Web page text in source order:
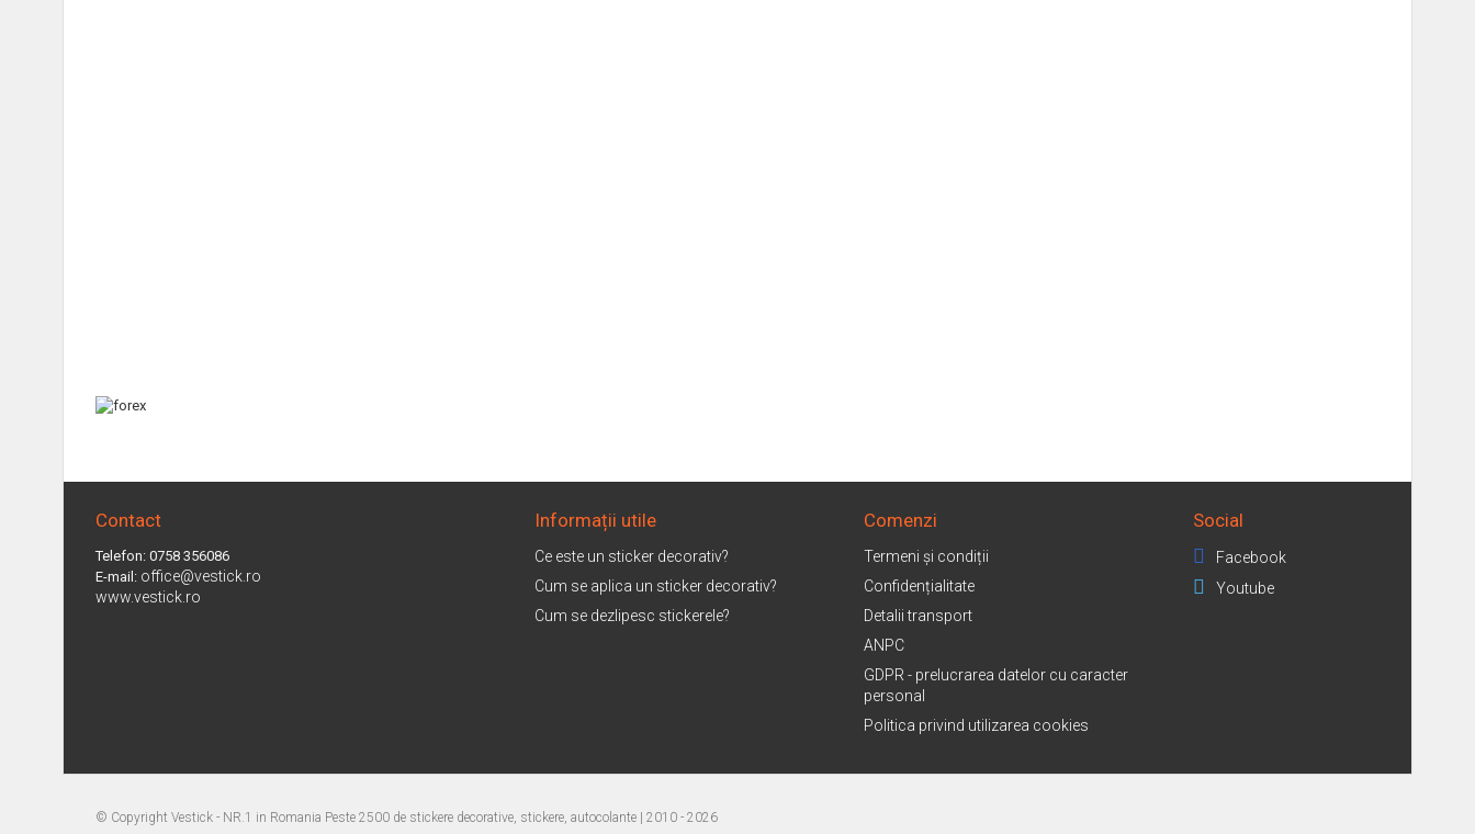
Contact
Telefon: 0758 356086
E-mail: office@vestick.ro
www.vestick.ro
Informații utile
Ce este un sticker decorativ?
Cum se aplica un sticker decorativ?
Cum se dezlipesc stickerele?
Comenzi
Termeni și condiții
Confidențialitate
Detalii transport
ANPC
GDPR - prelucrarea datelor cu caracter
personal
Politica privind utilizarea cookies
Social
Facebook
Youtube
© Copyright Vestick - NR.1 in Romania Peste 2500 de stickere decorative, stickere, autocolante | 2010 - 2026